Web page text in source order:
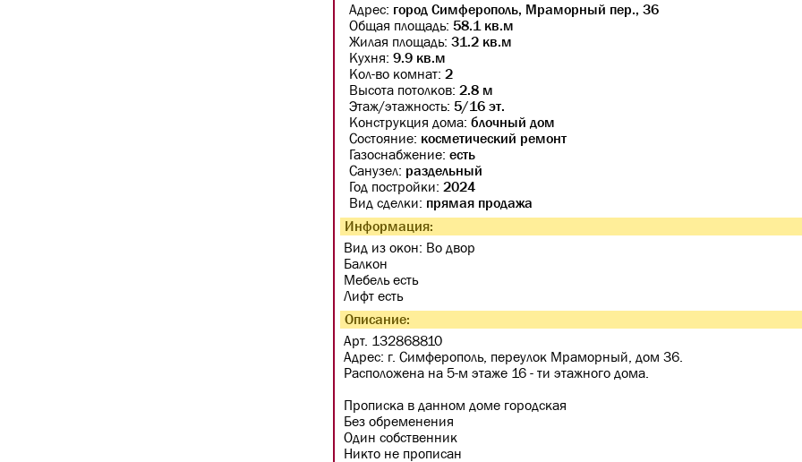
Адрес: город Симферополь, Мраморный пер., 36
Общая площадь: 58.1 кв.м
Жилая площадь: 31.2 кв.м
Кухня: 9.9 кв.м
Кол-во комнат: 2
Высота потолков: 2.8 м
Этаж/этажность: 5/16 эт.
Конструкция дома: блочный дом
Состояние: косметический ремонт
Газоснабжение: есть
Санузел: раздельный
Год постройки: 2024
Вид сделки: прямая продажа
Информация:
Вид из окон: Во двор
Балкон
Мебель есть
Лифт есть
Описание:
Арт. 132868810
Адрес: г. Симферополь, переулок Мраморный, дом 36.
Расположена на 5-м этаже 16 - ти этажного дома.
Прописка в данном доме городская
Без обременения
Один собственник
Никто не прописан